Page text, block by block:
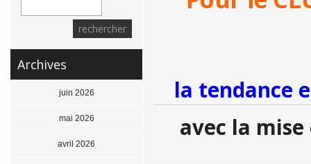
la tendance
avec la
Archives
juin 2026
mai 2026
avril 2026